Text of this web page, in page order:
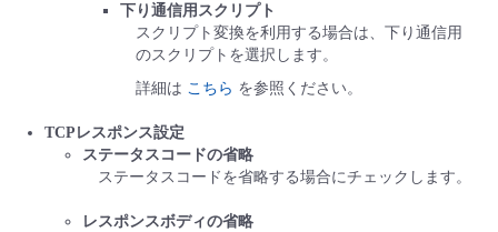
下り通信用スクリプト
スクリプト変換を利用する場合は、下り通信用
のスクリプトを選択します。
詳細は こちら を参照ください。
TCPレスポンス設定
ステータスコードの省略
ステータスコードを省略する場合にチェックします。
レスポンスボディの省略